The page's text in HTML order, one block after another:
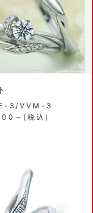
3/VVM-3
～(税込)